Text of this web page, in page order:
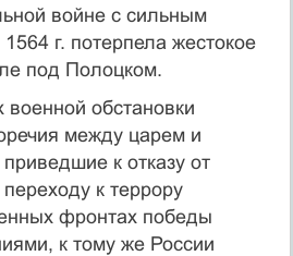
войне с сильным
г. потерпела жестокое
под Полоцком.
обстановки
между царем и
к отказу от
к террору
фронтах победы
к тому же России